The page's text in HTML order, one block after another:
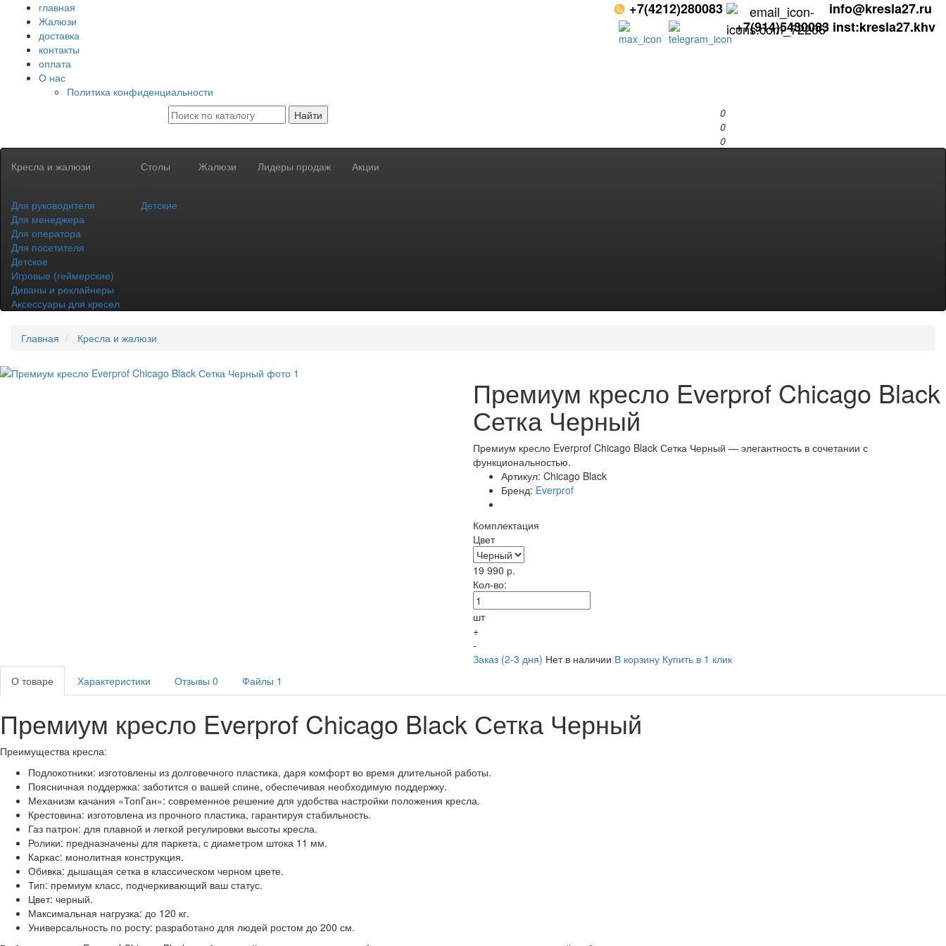
главная
Жалюзи
доставка
контакты
оплата
О нас
Политика конфиденциальности
+7(4212)280083
info@kresla27.ru
+7(914)5430083 inst:kresla27.khv
Найти
0
0
0
Кресла и жалюзи
Для руководителя
Для менеджера
Для оператора
Для посетителя
Детское
Игровые (геймерские)
Диваны и реклайнеры
Аксессуары для кресел
Столы
Детские
Жалюзи Лидеры продаж Акции
Главная Кресла и жалюзи
Премиум кресло Everprof Chicago Black
Сетка Черный
Премиум кресло Everprof Chicago Black Сетка Черный — элегантность в сочетании с
функциональностью.
Артикул: Chicago Black
Бренд: Everprof
Комплектация
Цвет
19 990 р.
Кол-во:
шт
+
-
Заказ (2-3 дня) Нет в наличии В корзину Купить в 1 клик
О товаре
Характеристики Отзывы 0 Файлы 1
Премиум кресло Everprof Chicago Black Сетка Черный
Преимущества кресла:
Подлокотники: изготовлены из долговечного пластика, даря комфорт во время длительной работы.
Поясничная поддержка: заботится о вашей спине, обеспечивая необходимую поддержку.
Механизм качания «ТопГан»: современное решение для удобства настройки положения кресла.
Крестовина: изготовлена из прочного пластика, гарантируя стабильность.
Газ патрон: для плавной и легкой регулировки высоты кресла.
Ролики: предназначены для паркета, с диаметром штока 11 мм.
Каркас: монолитная конструкция.
Обивка: дышащая сетка в классическом черном цвете.
Тип: премиум класс, подчеркивающий ваш статус.
Цвет: черный.
Максимальная нагрузка: до 120 кг.
Универсальность по росту: разработано для людей ростом до 200 см.